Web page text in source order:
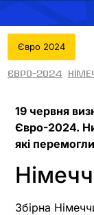
Євро 2024
Євро-2024
19 червня
Євро-2024.
які
Збірна